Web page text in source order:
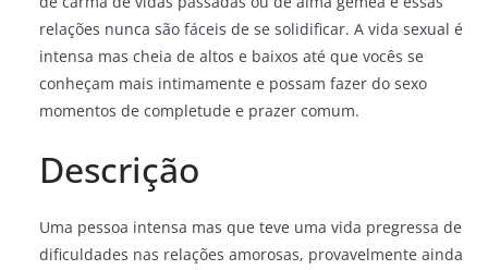
relações nunca são fáceis de se solidificar. A vida sexual é
intensa mas cheia de altos e baixos até que vocês se
conheçam mais intimamente e possam fazer do sexo
momentos de completude e prazer comum.
Descrição
Uma pessoa intensa mas que teve uma vida pregressa de
dificuldades nas relações amorosas, provavelmente ainda